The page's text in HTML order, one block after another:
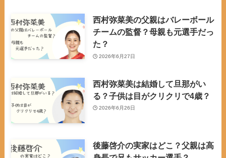
西村弥菜美の父親はバレーボール
チームの監督？母親も元選手だっ
た？
2026年6月27日
西村弥菜美は結婚して旦那がい
る？子供は目がクリクリで4歳？
2026年6月26日
後藤啓介の実家はどこ？父親は高